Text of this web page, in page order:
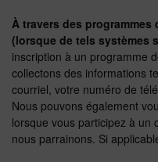
À travers des
(lorsque de tels systèmes
inscription à un programme
collectons des informations
courriel, votre numéro de
Nous pouvons également
lorsque vous participez à un
nous parrainons. Si